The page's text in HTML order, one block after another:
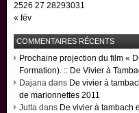
« fév
2526 27 28293031
COMMENTAIRES RÉCENTS
Prochaine projection du film «
Formation). :: De Vivier à
Dajana dans De vivier à
de marionnettes 2011
Jutta dans De vivier à tambach